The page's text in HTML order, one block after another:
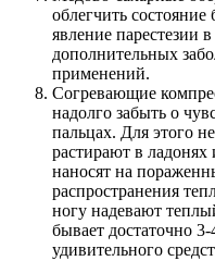
облегчить
явление парестезии
дополнительных
применений.
Согревающие
надолго забыть о
пальцах. Для этого
растирают в
наносят на
распространения
ногу надевают
бывает достаточно
удивительного